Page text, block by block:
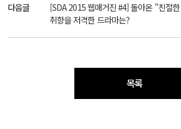
다음글
[SDA 2015 웹매거진 #4] 돌아온 "친절
취향을 저격한 드라마는?
목록